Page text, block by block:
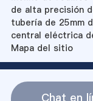
de alta precisión
tubería de 25mm
central eléctrica
Mapa del sitio
Chat en